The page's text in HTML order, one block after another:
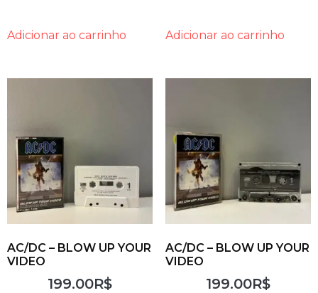
Adicionar ao carrinho Adicionar ao carrinho
AC/DC – BLOW UP YOUR
VIDEO
199.00R$
AC/DC – BLOW UP YOUR
VIDEO
199.00R$